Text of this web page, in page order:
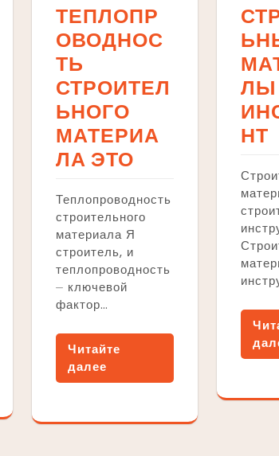
ТЕПЛОПР
ОВОДНОС
ТЬ
СТРОИТЕЛ
ЬНОГО
МАТЕРИА
ЛА ЭТО
Теплопроводность
строительного
материала Я
строитель, и
теплопроводность
⏤ ключевой
фактор…
Читайте
далее
ЛЫ
НТ